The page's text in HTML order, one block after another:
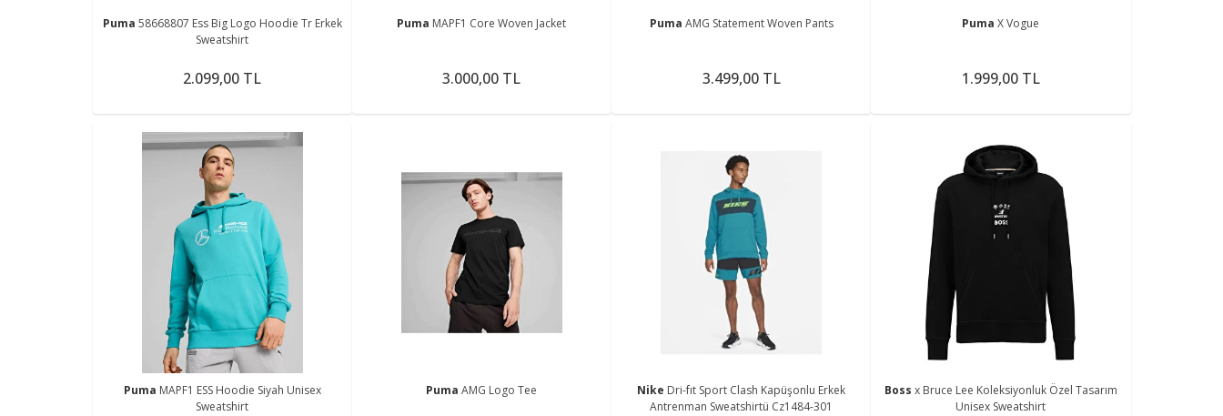
Puma 58668807 Ess Big Logo Hoodie Tr Erkek
Sweatshirt
2.099,00 TL
Puma MAPF1 Core Woven Jacket
3.000,00 TL
Puma AMG Statement Woven Pants
3.499,00 TL
PumaX Vogue
1.999,00 TL
Puma MAPF1 ESS Hoodie Siyah Unisex
Sweatshirt
PumaAMG Logo Tee Nike Dri-fıt Sport Clash Kapüşonlu Erkek
Antrenman Sweatshirtü Cz1484-301
Boss x Bruce Lee Koleksiyonluk Özel Tasarım
Unisex Sweatshirt